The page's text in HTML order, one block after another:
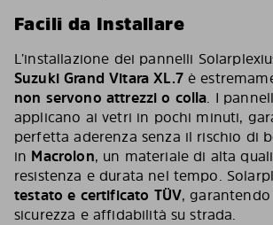
Facili da Installare
L’installazione dei pannelli
Suzuki Grand Vitara XL.7è
non servono attrezzi o colla. I
applicano ai vetri in pochi minuti,
perfetta aderenza senza il rischio di
in Macrolon, un materiale di alta
resistenza e durata nel tempo.
testato e certificato TÜV,
sicurezza e affidabilità su strada.